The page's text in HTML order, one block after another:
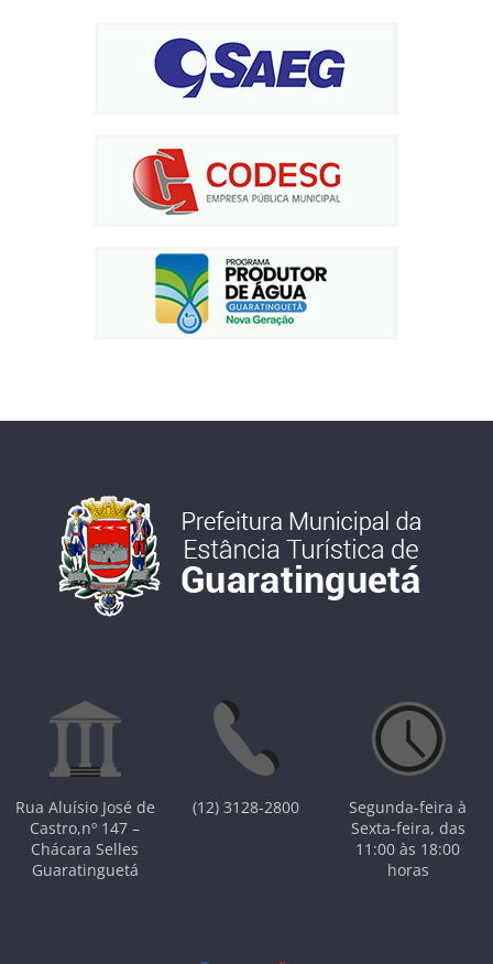
Rua Aluísio José de
Castro,nº 147 –
Chácara Selles
Guaratinguetá
(12) 3128-2800
Segunda-feira à
Sexta-feira, das
11:00 às 18:00
horas